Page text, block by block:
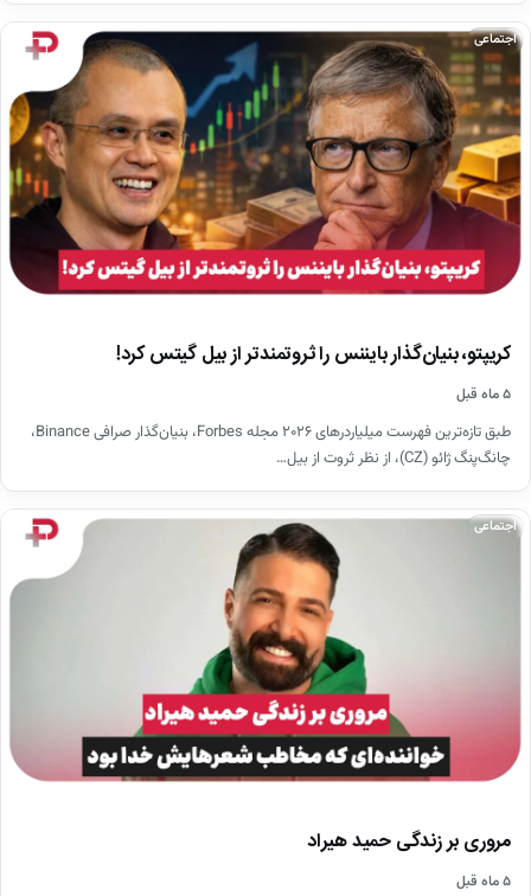
اجتماعی
کریپتو، بنیان‌گذار بایننس را ثروتمندتر از بیل گیتس کرد!
۵ ماه قبل
طبق تازه‌ترین فهرست میلیاردرهای ۲۰۲۶ مجله Forbes، بنیان‌گذار صرافی Binance،
چانگ‌پنگ ژائو (CZ)، از نظر ثروت از بیل…
اجتماعی
مروری بر زندگی حمید هیراد
۵ ماه قبل